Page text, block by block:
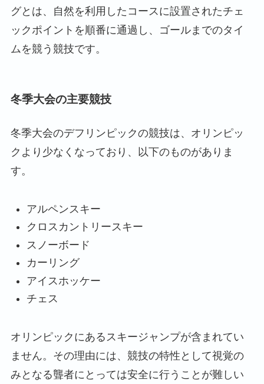
グとは、自然を利用したコースに設置されたチェ
ックポイントを順番に通過し、ゴールまでのタイ
ムを競う競技です。
冬季大会の主要競技
冬季大会のデフリンピックの競技は、オリンピッ
クより少なくなっており、以下のものがありま
す。
アルペンスキー
クロスカントリースキー
スノーボード
カーリング
アイスホッケー
チェス
オリンピックにあるスキージャンプが含まれてい
ません。その理由には、競技の特性として視覚の
みとなる聾者にとっては安全に行うことが難しい